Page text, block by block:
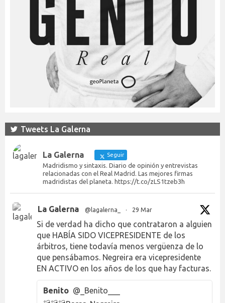
Tweets La Galerna
La Galerna Seguir
Madridismo y sintaxis. Diario de opinión y entrevistas
relacionadas con el Real Madrid. Las mejores firmas
madridistas del planeta. https://t.co/zLS1tzeb3h
La Galerna @lagalerna_ · 29 Mar
Si de verdad ha dicho que contrataron a alguien
que HABÍA SIDO VICEPRESIDENTE de los
árbitros, tiene todavía menos vergüenza de lo
que pensábamos. Negreira era vicepresidente
EN ACTIVO en los años de los que hay facturas.
Benito @_Benito___